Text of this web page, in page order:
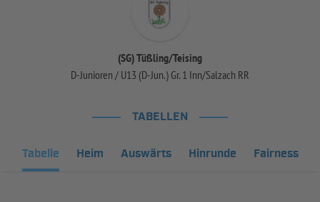
(SG) Tüßling/Teising
D-Junioren / U13 (D-Jun.) Gr. 1 Inn/Salzach RR
TABELLEN
Tabelle Heim Auswärts Hinrunde Fairness